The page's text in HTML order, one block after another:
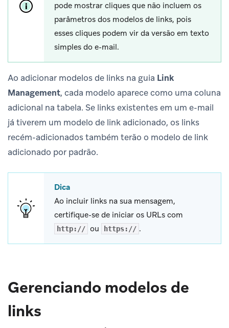
pode mostrar cliques que não incluem os
parâmetros dos modelos de links, pois
esses cliques podem vir da versão em texto
simples do e-mail.
Ao adicionar modelos de links na guia Link
Management, cada modelo aparece como uma coluna
adicional na tabela. Se links existentes em um e-mail
já tiverem um modelo de link adicionado, os links
recém-adicionados também terão o modelo de link
adicionado por padrão.
Dica
Ao incluir links na sua mensagem,
certifique-se de iniciar os URLs com
http:// ou https:// .
Gerenciando modelos de
links